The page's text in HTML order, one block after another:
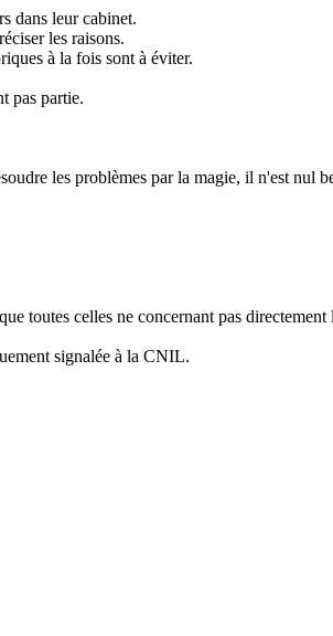
dans leur cabinet.
les raisons.
à la fois sont à éviter.
pas partie.
les problèmes par la magie, il n'est nul
toutes celles ne concernant pas directement
signalée à la CNIL.